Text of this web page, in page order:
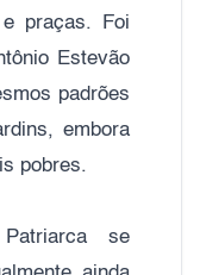
praças. Foi
Estevão
padrões
embora
pobres.
se